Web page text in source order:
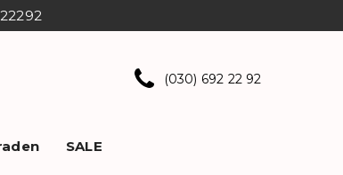
(030) 692 22 92
SALE